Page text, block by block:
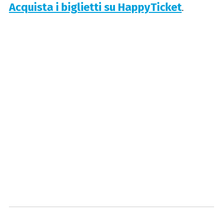
Acquista i biglietti su HappyTicket.